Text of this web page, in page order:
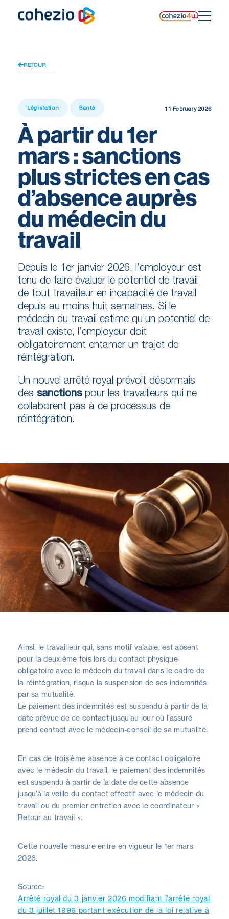
content
RETOUR
Législation Santé 11 February 2026
À partir du 1er
mars : sanctions
plus strictes en cas
d’absence auprès
du médecin du
travail
Depuis le 1er janvier 2026, l’employeur est
tenu de faire évaluer le potentiel de travail
de tout travailleur en incapacité de travail
depuis au moins huit semaines. Si le
médecin du travail estime qu’un potentiel de
travail existe, l’employeur doit
obligatoirement entamer un trajet de
réintégration.
Un nouvel arrêté royal prévoit désormais
des sanctionspour les travailleurs qui ne
collaborent pas à ce processus de
réintégration.
Ainsi, le travailleur qui, sans motif valable, est absent
pour la deuxième fois lors du contact physique
obligatoire avec le médecin du travail dans le cadre de
la réintégration, risque la suspension de ses indemnités
par sa mutualité.
Le paiement des indemnités est suspendu à partir de la
date prévue de ce contact jusqu’au jour où l’assuré
prend contact avec le médecin-conseil de sa mutualité.
En cas de troisième absence à ce contact obligatoire
avec le médecin du travail, le paiement des indemnités
est suspendu à partir de la date de cette absence
jusqu’à la veille du contact effectif avec le médecin du
travail ou du premier entretien avec le coordinateur «
Retour au travail ».
Cette nouvelle mesure entre en vigueur le 1er mars
2026.
Source:
Arrêté royal du 3 janvier 2026 modifiant l’arrêté royal
du 3 juillet 1996 portant exécution de la loi relative à